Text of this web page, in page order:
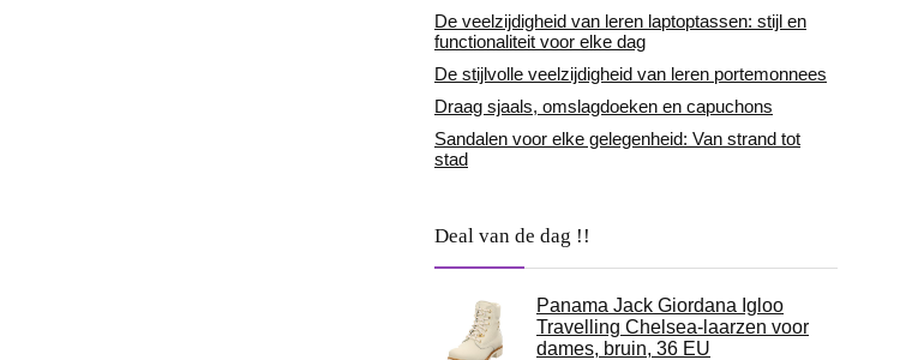
De veelzijdigheid van leren laptoptassen: stijl en
functionaliteit voor elke dag
De stijlvolle veelzijdigheid van leren portemonnees
Draag sjaals, omslagdoeken en capuchons
Sandalen voor elke gelegenheid: Van strand tot
stad
Deal van de dag !!
Panama Jack Giordana Igloo
Travelling Chelsea-laarzen voor
dames, bruin, 36 EU